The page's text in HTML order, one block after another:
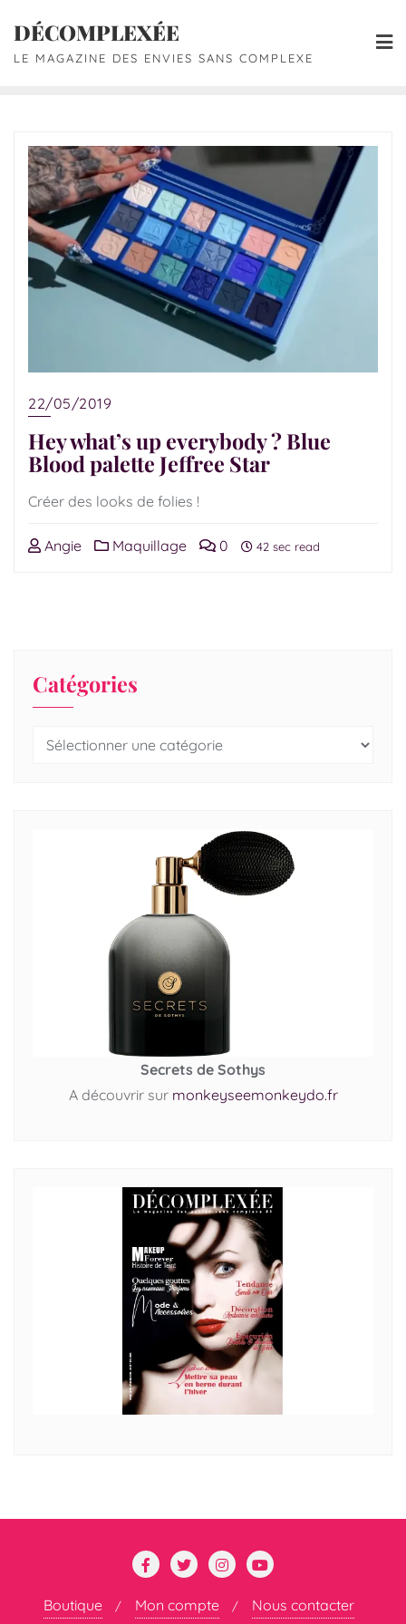
DÉCOMPLEXÉE
LE MAGAZINE DES ENVIES SANS COMPLEXE
22/05/2019
Hey what’s up everybody ? Blue
Blood palette Jeffree Star
Créer des looks de folies !
Angie Maquillage 0 42 sec read
Catégories
Secrets de Sothys
A découvrir sur monkeyseemonkeydo.fr
Boutique Mon compte
Nous contacter